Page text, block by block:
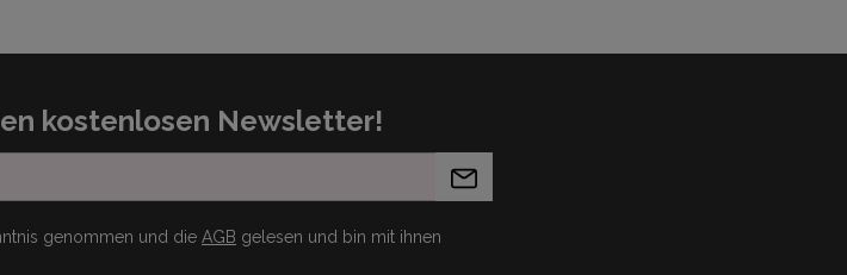
kostenlosen Newsletter!
genommen und die AGB gelesen und bin mit ihnen